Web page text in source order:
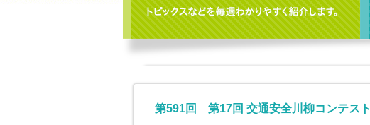
第591回 第17回 交通安全川柳コンテスト